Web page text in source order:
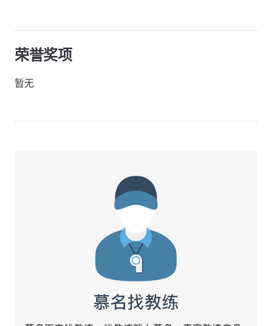
荣誉奖项
暂无